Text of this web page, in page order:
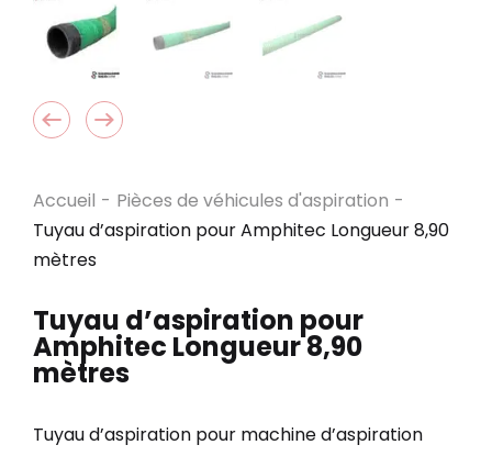
Accueil - Pièces de véhicules d'aspiration -
Tuyau d’aspiration pour Amphitec Longueur 8,90
mètres
Tuyau d’aspiration pour
Amphitec Longueur 8,90
mètres
Tuyau d’aspiration pour machine d’aspiration